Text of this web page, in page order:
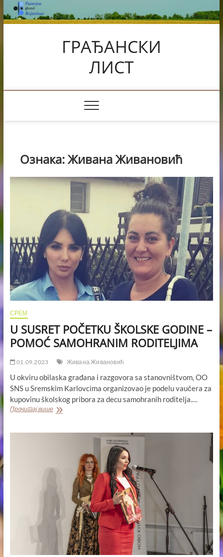
Skip
to
content
ГРАЂАНСКИ
ЛИСТ
Ознака:Живана Живановић
СРЕМ
U SUSRET POČETKU ŠKOLSKE GODINE –
POMOĆ SAMOHRANIM RODITELJIMA
01.09.2023 Живана Живановић
U okviru obilaska građana i razgovora sa stanovništvom, OO
SNS u Sremskim Karlovcima organizovao je podelu vaučera za
kupovinu školskog pribora za decu samohranih roditelja.…
Прочитај вишеU
ŠKOLSKE
SAMOHRANIM
RODITELJIMA